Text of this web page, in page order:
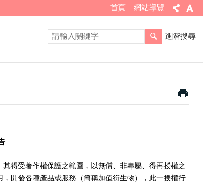
首頁 網站導覽
進階搜尋
得受著作權保護之範圍，以無償、非專屬、得再授權之
開發各種產品或服務（簡稱加值衍生物），此一授權行